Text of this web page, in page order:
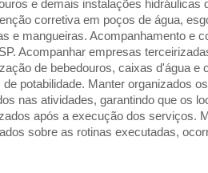
e demais instalações
corretiva em poços de água,
e mangueiras. Acompanhamento e
Acompanhar empresas
de bebedouros, caixas d'água
de potabilidade. Manter organizados
nas atividades, garantindo que os
após a execução dos serviços.
sobre as rotinas executadas,